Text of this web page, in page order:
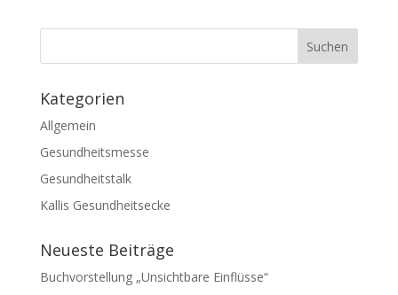
Kategorien
Allgemein
Gesundheitsmesse
Gesundheitstalk
Kallis Gesundheitsecke
Neueste Beiträge
Buchvorstellung „Unsichtbare Einflüsse“